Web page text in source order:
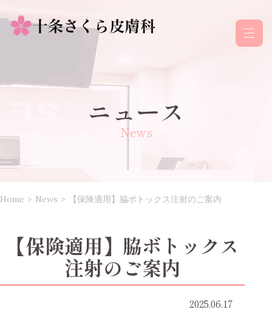
ニュース
News
Home > News > 【保険適用】脇ボトックス注射のご案内
【保険適用】脇ボトックス
注射のご案内
2025.06.17